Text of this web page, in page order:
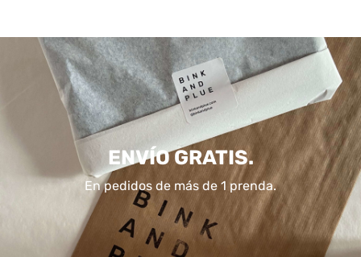
ENVÍO GRATIS.
En pedidos de más de 1 prenda.